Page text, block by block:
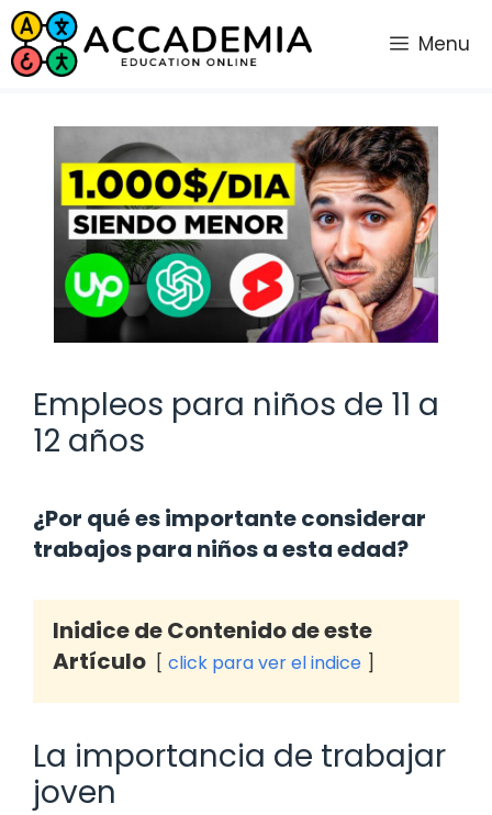
Saltar
al
contenido
Menu
Empleos para niños de 11 a
12 años
¿Por qué es importante considerar
trabajos para niños a esta edad?
Inidice de Contenido de este
Artículo
click para ver el indice
La importancia de trabajar
joven